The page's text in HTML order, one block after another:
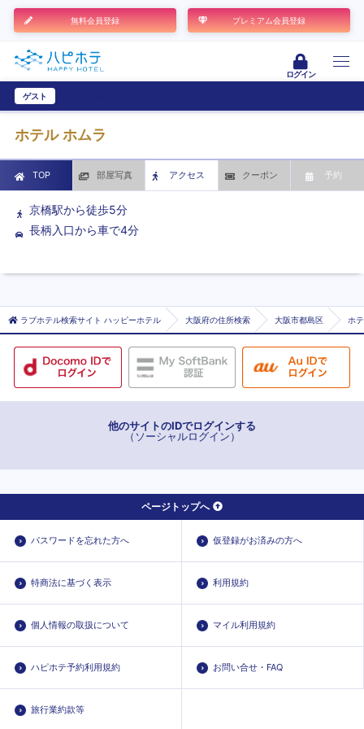
無料会員登録 プレミアム会員登録
ログイン
ゲスト
ホテル ホムラ
TOP 部屋写真 アクセス クーポン 予約
京橋駅から徒歩5分
長柄入口から車で4分
ラブホテル検索サイト ハッピーホテル 大阪府の住所検索 大阪市都島区 ホ
他のサイトのIDでログインする
（ソーシャルログイン）
ページトップへ
パスワードを忘れた方へ 仮登録がお済みの方へ
特商法に基づく表示 利用規約
個人情報の取扱について マイル利用規約
ハピホテ予約利用規約 お問い合せ・FAQ
旅行業約款等